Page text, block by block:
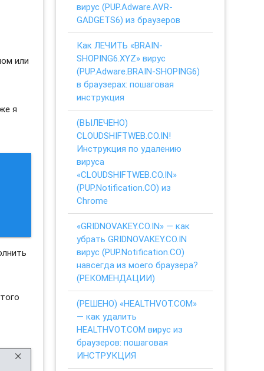
или
я
вирус (PUP.Adware.AVR-
GADGETS6) из браузеров
Как ЛЕЧИТЬ «BRAIN-
SHOPING6.XYZ» вирус
(PUP.Adware.BRAIN-SHOPING6)
в браузерах: пошаговая
инструкция
(ВЫЛЕЧЕНО)
CLOUDSHIFTWEB.CO.IN!
Инструкция по удалению
вируса
«CLOUDSHIFTWEB.CO.IN»
(PUP.Notification.CO) из
Chrome
«GRIDNOVAKEY.CO.IN» — как
убрать GRIDNOVAKEY.CO.IN
вирус (PUP.Notification.CO)
навсегда из моего браузера?
(РЕКОМЕНДАЦИИ)
(РЕШЕНО) «HEALTHVOT.COM»
— как удалить
HEALTHVOT.COM вирус из
браузеров: пошаговая
ИНСТРУКЦИЯ